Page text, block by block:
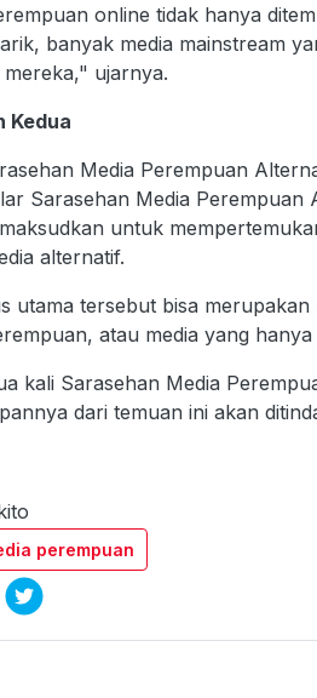
online tidak hanya
banyak media mainstream
ujarnya.
Kedua
Media Perempuan
Sarasehan Media
untuk
alternatif.
utama tersebut bisa
atau media yang
kali Sarasehan Media
dari temuan ini akan
perempuan